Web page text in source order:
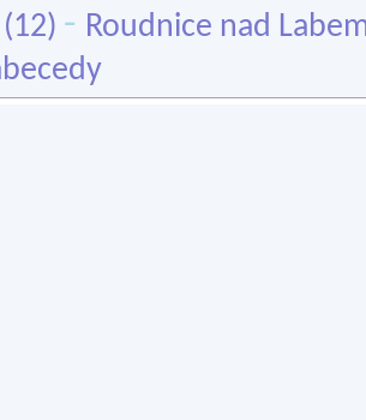
(12) - Roudnice nad